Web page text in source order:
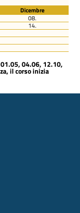
Dicembre
08.
14.
04.06, 12.10,
il corso inizia